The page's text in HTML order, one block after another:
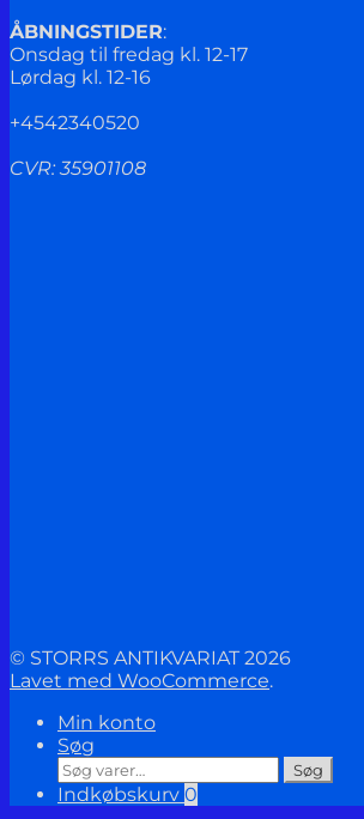
ÅBNINGSTIDER:
Onsdag til fredag kl. 12-17
Lørdag kl. 12-16
+4542340520
CVR: 35901108
© STORRS ANTIKVARIAT 2026
Lavet med WooCommerce.
Min konto
Søg
Søg
efter:
Søg
Indkøbskurv 0